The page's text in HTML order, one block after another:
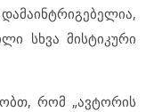
სხვა მისტიკური
რომ „ავტორის